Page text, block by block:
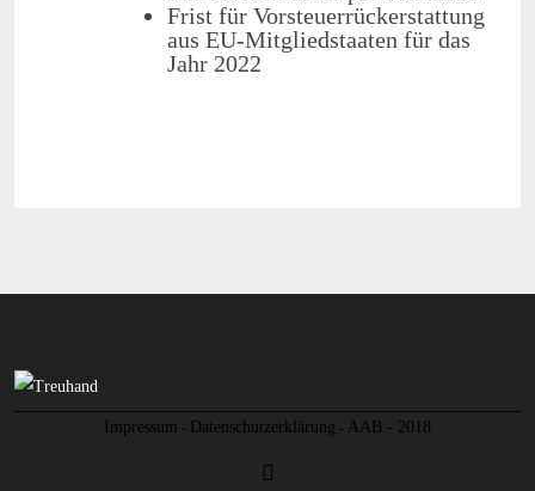
Frist für Vorsteuerrückerstattung
aus EU-Mitgliedstaaten für das
Jahr 2022
Impressum - Datenschutzerklärung - AAB - 2018